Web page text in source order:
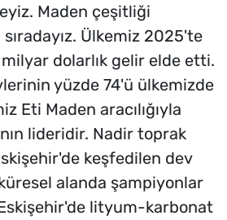
Maden çeşitliği
sıradayız. Ülkemiz 2025'te
dolarlık gelir elde etti.
yüzde 74'ü ülkemizde
Eti Maden aracılığıyla
lideridir. Nadir toprak
keşfedilen dev
alanda şampiyonlar
Eskişehir'de lityum-karbonat